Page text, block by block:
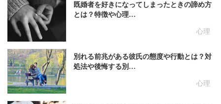
心理
既婚者を好きになってしまったときの諦め方
とは？特徴や心理…
心理
別れる前兆がある彼氏の態度や行動とは？対
処法や後悔する別…